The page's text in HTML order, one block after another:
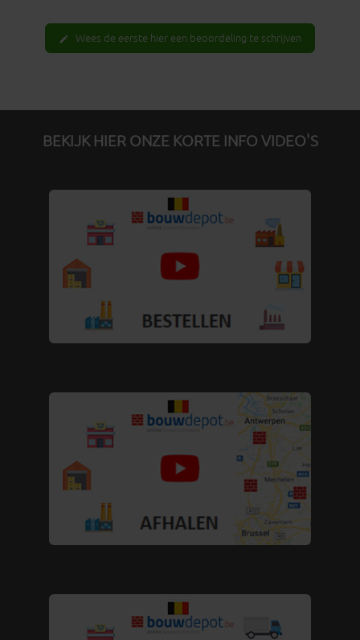
edit Wees de eerste hier een beoordeling te schrijven
BEKIJK HIER ONZE KORTE INFO VIDEO'S